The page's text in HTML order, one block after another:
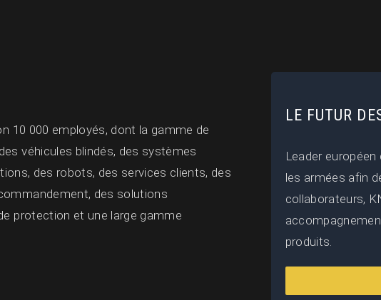
10 000 employés, dont la gamme de
véhicules blindés, des systèmes
des robots, des services clients, des
des solutions
protection et une large gamme
LE FUTUR
Leader
les armées afin
collaborateurs,
produits.